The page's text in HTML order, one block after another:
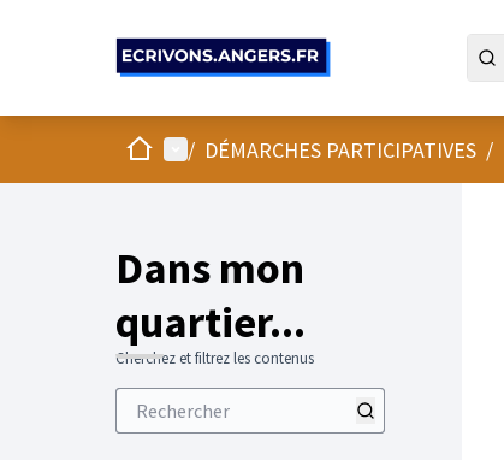
AccueilMenu principal
/ DÉMARCHES PARTICIPATIVES /
Dans mon
quartier...
Cherchez et filtrez les contenus